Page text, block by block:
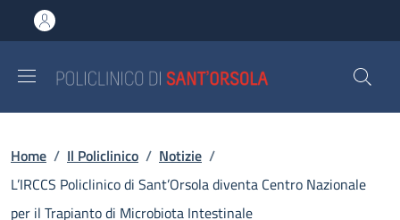
al contenuto principale
to footer content
Briciole di pane
Home / Il Policlinico / Notizie /
L’IRCCS Policlinico di Sant’Orsola diventa Centro Nazionale
per il Trapianto di Microbiota Intestinale